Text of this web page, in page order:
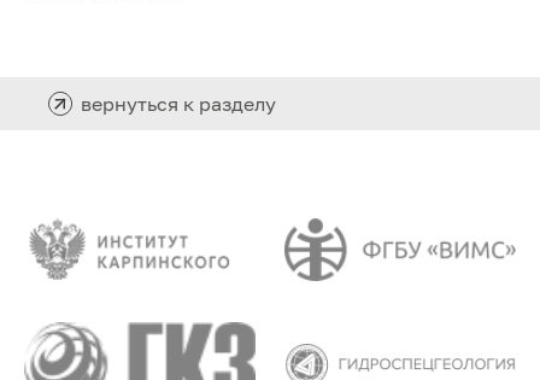
вернуться к разделу